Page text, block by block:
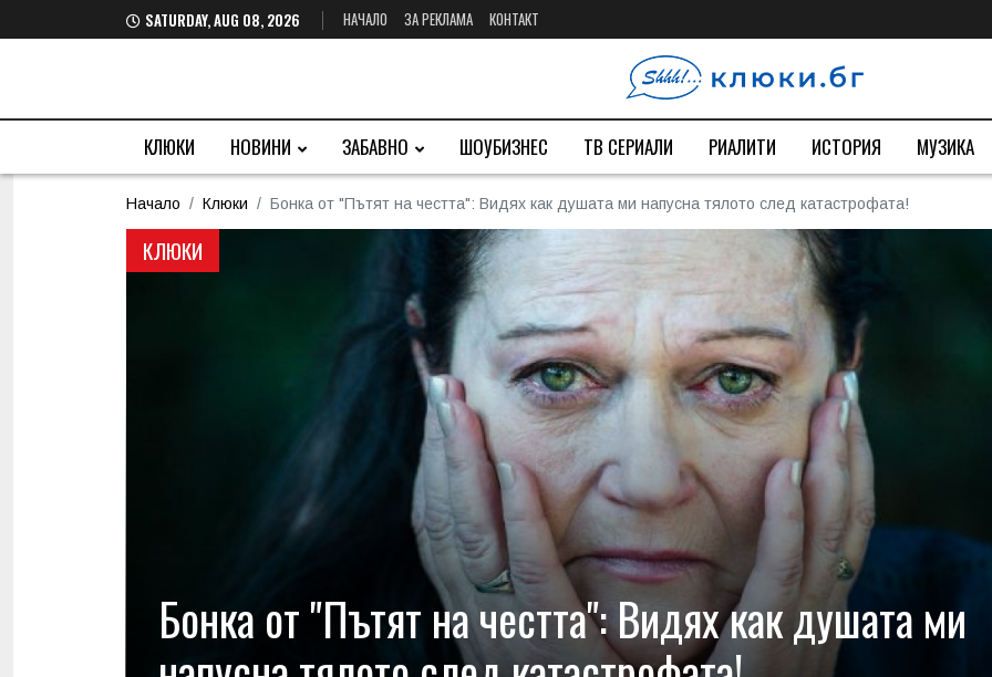
SATURDAY, AUG 08, 2026 НАЧАЛО ЗА РЕКЛАМА КОНТАКТ
КЛЮКИ НОВИНИ ЗАБАВНО ШОУБИЗНЕС ТВ СЕРИАЛИ РИАЛИТИ ИСТОРИЯ МУЗИКА
Начало Клюки Бонка от "Пътят на честта": Видях как душата ми напусна тялото след катастрофата!
КЛЮКИ
Бонка от "Пътят на честта": Видях как душата ми